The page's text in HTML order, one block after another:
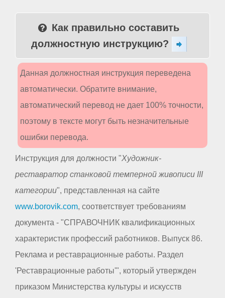
Как правильно составить
должностную инструкцию?
Данная должностная инструкция переведена
автоматически. Обратите внимание,
автоматический перевод не дает 100% точности,
поэтому в тексте могут быть незначительные
ошибки перевода.
Инструкция для должности "Художник-
реставратор станковой темперной живописи III
категории", представленная на сайте
www.borovik.com, соответствует требованиям
документа - "СПРАВОЧНИК квалификационных
характеристик профессий работников. Выпуск 86.
Реклама и реставрационные работы. Раздел
'Реставрационные работы'", который утвержден
приказом Министерства культуры и искусств